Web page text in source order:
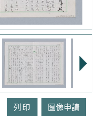
列印